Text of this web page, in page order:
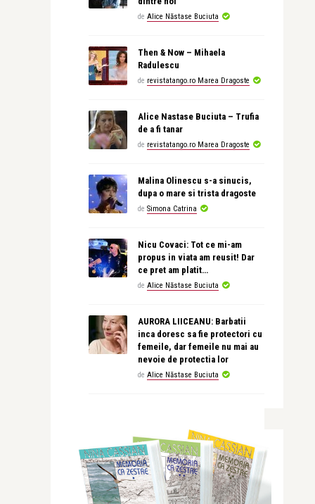
de Alice Năstase Buciuta
Then & Now – Mihaela
Radulescu
de revistatango.ro Marea Dragoste
Alice Nastase Buciuta – Trufia
de a fi tanar
de revistatango.ro Marea Dragoste
Malina Olinescu s-a sinucis,
dupa o mare si trista dragoste
de Simona Catrina
Nicu Covaci: Tot ce mi-am
propus in viata am reusit! Dar
ce pret am platit…
de Alice Năstase Buciuta
AURORA LIICEANU: Barbatii
inca doresc sa fie protectori cu
femeile, dar femeile nu mai au
nevoie de protectia lor
de Alice Năstase Buciuta